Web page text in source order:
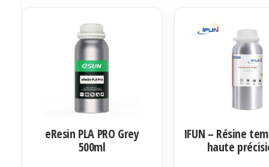
eResin PLA PRO Grey
500ml
IFUN – Résine
haute